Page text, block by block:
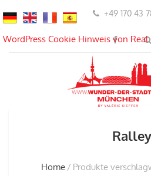
+49 170 43
Ralley
Home Produkte
WordPress Cookie Hinweis von Real